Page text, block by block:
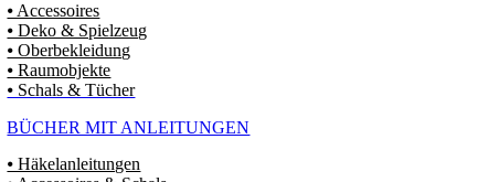
⦁ Accessoires
⦁ Deko & Spielzeug
⦁ Oberbekleidung
⦁ Raumobjekte
⦁ Schals & Tücher
BÜCHER MIT ANLEITUNGEN
⦁ Häkelanleitungen